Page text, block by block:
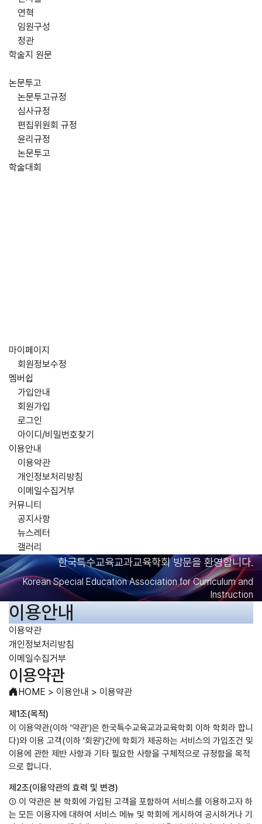
연혁
임원구성
정관
학술지 원문
논문투고
논문투고규정
심사규정
편집위원회 규정
윤리규정
논문투고
학술대회
마이페이지
회원정보수정
멤버쉽
가입안내
회원가입
로그인
아이디/비밀번호찾기
이용안내
이용약관
개인정보처리방침
이메일수집거부
커뮤니티
공지사항
뉴스레터
갤러리
한국특수교육교과교육학회 방문을 환영합니다.
Korean Special Education Association for Curriculum and
Instruction
이용안내
이용약관
개인정보처리방침
이메일수집거부
이용약관
HOME > 이용안내 > 이용약관
제1조(목적)
이 이용약관(이하 '약관')은 한국특수교육교과교육학회 이하 학회라 합니
다)와 이용 고객(이하 '회원')간에 학회가 제공하는 서비스의 가입조건 및
이용에 관한 제반 사항과 기타 필요한 사항을 구체적으로 규정함을 목적
으로 합니다.
제2조(이용약관의 효력 및 변경)
① 이 약관은 본 학회에 가입된 고객을 포함하여 서비스를 이용하고자 하
는 모든 이용자에 대하여 서비스 메뉴 및 학회에 게시하여 공시하거나 기